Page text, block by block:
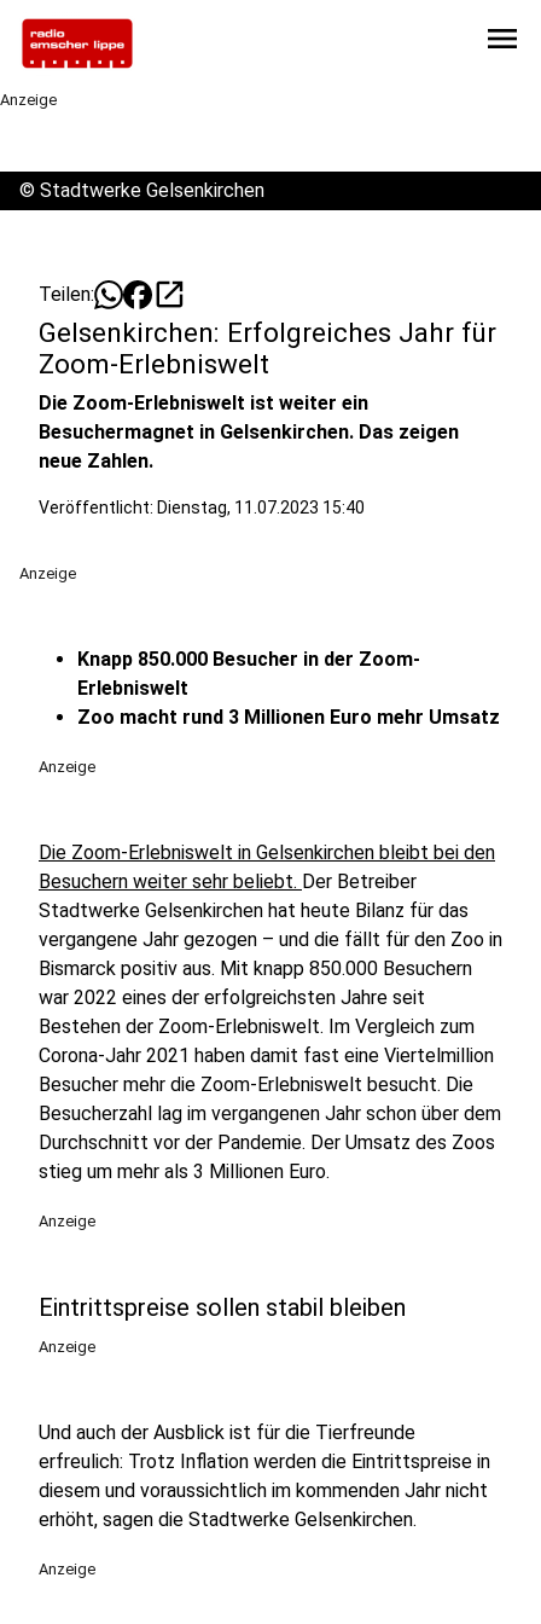
menu
Anzeige
© Stadtwerke Gelsenkirchen
Teilen: open_in_new
Gelsenkirchen: Erfolgreiches Jahr für
Zoom-Erlebniswelt
Die Zoom-Erlebniswelt ist weiter ein
Besuchermagnet in Gelsenkirchen. Das zeigen
neue Zahlen.
Veröffentlicht: Dienstag, 11.07.2023 15:40
Anzeige
Knapp 850.000 Besucher in der Zoom-
Erlebniswelt
Zoo macht rund 3 Millionen Euro mehr Umsatz
Anzeige
Die Zoom-Erlebniswelt in Gelsenkirchen bleibt bei den
Besuchern weiter sehr beliebt. Der Betreiber
Stadtwerke Gelsenkirchen hat heute Bilanz für das
vergangene Jahr gezogen – und die fällt für den Zoo in
Bismarck positiv aus. Mit knapp 850.000 Besuchern
war 2022 eines der erfolgreichsten Jahre seit
Bestehen der Zoom-Erlebniswelt. Im Vergleich zum
Corona-Jahr 2021 haben damit fast eine Viertelmillion
Besucher mehr die Zoom-Erlebniswelt besucht. Die
Besucherzahl lag im vergangenen Jahr schon über dem
Durchschnitt vor der Pandemie. Der Umsatz des Zoos
stieg um mehr als 3 Millionen Euro.
Anzeige
Eintrittspreise sollen stabil bleiben
Anzeige
Und auch der Ausblick ist für die Tierfreunde
erfreulich: Trotz Inflation werden die Eintrittspreise in
diesem und voraussichtlich im kommenden Jahr nicht
erhöht, sagen die Stadtwerke Gelsenkirchen.
Anzeige